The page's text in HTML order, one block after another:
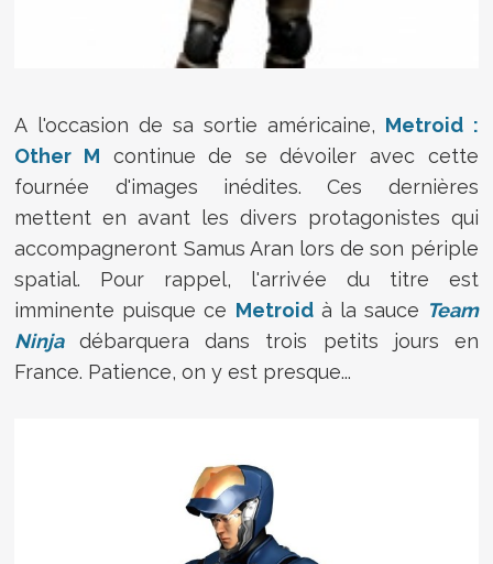
A l'occasion de sa sortie américaine, Metroid :
Other M continue de se dévoiler avec cette
fournée d'images inédites. Ces dernières
mettent en avant les divers protagonistes qui
accompagneront Samus Aran lors de son périple
spatial. Pour rappel, l'arrivée du titre est
imminente puisque ce Metroidà la sauce Team
Ninjadébarquera dans trois petits jours en
France. Patience, on y est presque...